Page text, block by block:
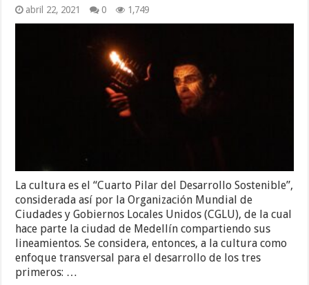
abril 22, 2021 0 1,749
La cultura es el “Cuarto Pilar del Desarrollo Sostenible”,
considerada así por la Organización Mundial de
Ciudades y Gobiernos Locales Unidos (CGLU), de la cual
hace parte la ciudad de Medellín compartiendo sus
lineamientos. Se considera, entonces, a la cultura como
enfoque transversal para el desarrollo de los tres
primeros: …